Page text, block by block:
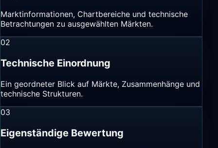
Marktinformationen, Chartbereiche und technische
Betrachtungen zu ausgewählten Märkten.
02
Technische Einordnung
Ein geordneter Blick auf Märkte, Zusammenhänge und
technische Strukturen.
03
Eigenständige Bewertung